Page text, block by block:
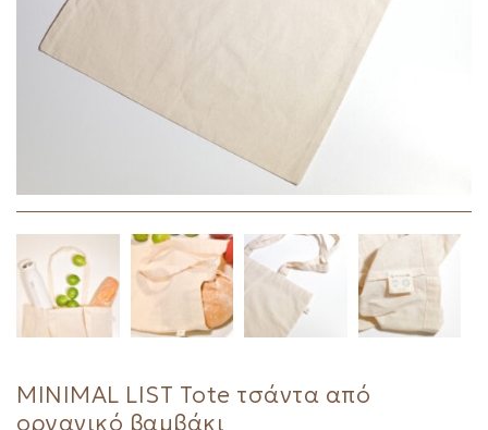
MINIMAL LIST Tote τσάντα από
οργανικό βαμβάκι